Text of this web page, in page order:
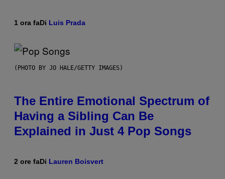
1 ora faDi Luis Prada
(PHOTO BY JO HALE/GETTY IMAGES)
The Entire Emotional Spectrum of
Having a Sibling Can Be
Explained in Just 4 Pop Songs
2 ore faDi Lauren Boisvert